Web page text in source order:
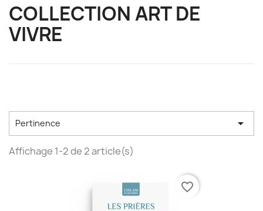
COLLECTION ART DE
VIVRE
Pertinence 
Affichage 1-2 de 2 article(s)
favorite_border